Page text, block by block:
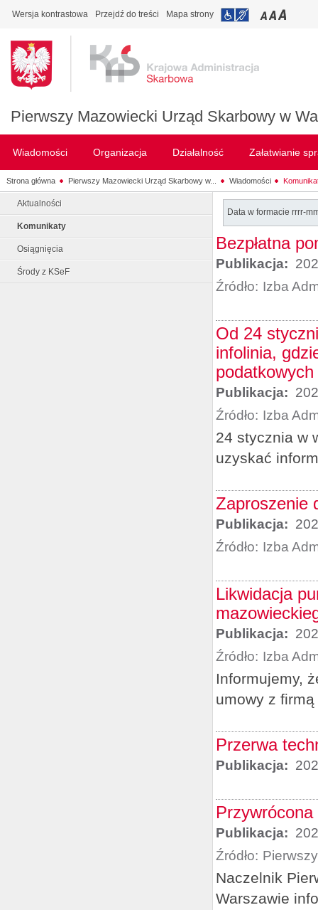
Wersja kontrastowa Przejdź do treści Mapa strony
Pierwszy Mazowiecki Urząd Skarbowy w
Wiadomości Organizacja Działalność Załatwianie
Strona główna Pierwszy Mazowiecki Urząd Skarbowy w... Wiadomości
Aktualności
Komunikaty
Osiągnięcia
Środy z KSeF
Data w formacie rrrr-
Bezpłatna
Publikacja:
Źródło: Izba
Od 24
infolinia,
Publikacja:
Źródło: Izba
24 stycznia w
uzyskać
Zaproszenie
Publikacja:
Źródło: Izba
Likwidacja
Publikacja:
Źródło: Izba
Informujemy,
umowy z
Przerwa
Publikacja:
Przywrócona
Publikacja:
Źródło:
Naczelnik
Warszawie